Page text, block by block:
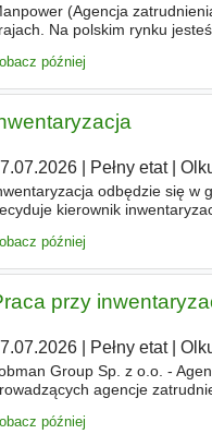
(Agencja
Na polskim rynku
później
| Pełny etat|
odbędzie się w
kierownik
później
przy
| Pełny etat|
Group Sp. z o.o. -
agencje
później